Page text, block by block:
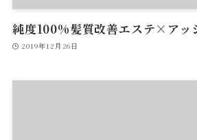
純度100%髪質改善エステ×アッ
2019年12月26日